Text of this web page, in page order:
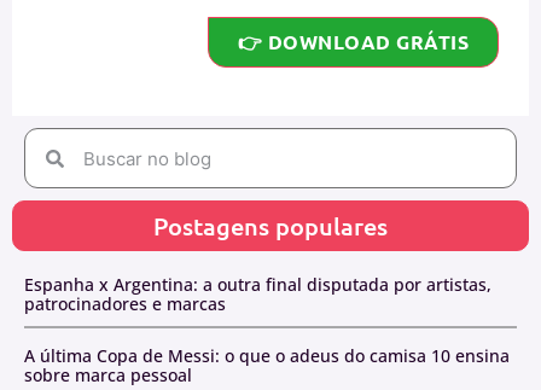
👉 DOWNLOAD GRÁTIS
Postagens populares
Espanha x Argentina: a outra final disputada por artistas,
patrocinadores e marcas
A última Copa de Messi: o que o adeus do camisa 10 ensina
sobre marca pessoal